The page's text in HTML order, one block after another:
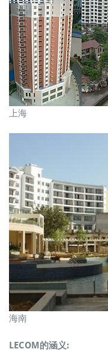
上海
海南
LECOM的涵义: